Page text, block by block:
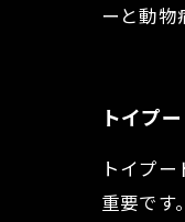
ーと動物
トイプ
トイプ
重要です